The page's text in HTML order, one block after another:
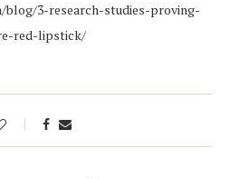
blog/3-research-studies-proving-
red-lipstick/